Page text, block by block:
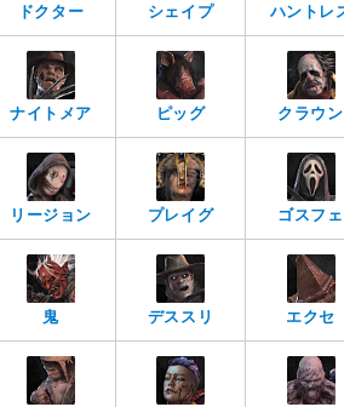
ドクター シェイプ ハントレ
ナイトメア ピッグ クラウン
リージョン プレイグ ゴスフェ
鬼 デススリ エクセ